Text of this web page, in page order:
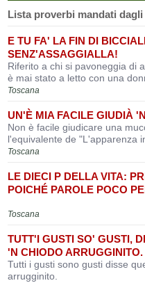
Lista proverbi mandati
E TU FA' LA FIN DI
SENZ'ASSAGGIALLA!
Riferito a chi si pavoneggia di
è mai stato a letto con una
Toscana
UN'È MIA FACILE GIUDIÀ
Non è facile giudicare una
l'equivalente de "L'apparenza
Toscana
LE DIECI P DELLA VITA:
POICHÉ PAROLE POCO
Toscana
TUTT'I GUSTI SO' GUSTI,
'N CHIODO ARRUGGINITO.
Tutti i gusti sono gusti disse
arrugginito.